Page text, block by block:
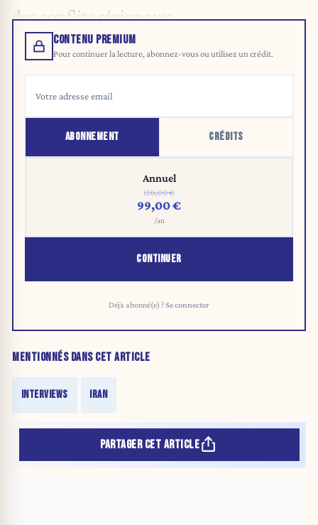
des conflits régionaux.
CONTENU PREMIUM
Pour continuer la lecture, abonnez-vous ou utilisez un crédit.
ABONNEMENT CRÉDITS
Annuel
120,00 €
99,00 €
/an
CONTINUER
Déjà abonné(e) ?Se connecter
MENTIONNÉS DANS CET ARTICLE
INTERVIEWS IRAN
PARTAGER CET ARTICLE